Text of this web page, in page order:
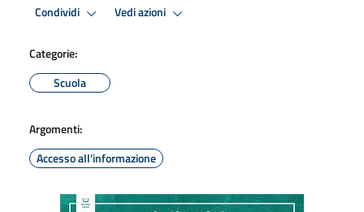
Condividi Vedi azioni
Categorie:
Scuola
Argomenti:
Accesso all'informazione